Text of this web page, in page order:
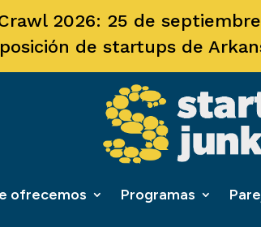
2026: 25 de
de startups de
ofrecemos Programas